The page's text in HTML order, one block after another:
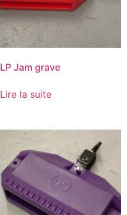
LP Jam grave
Lire la suite